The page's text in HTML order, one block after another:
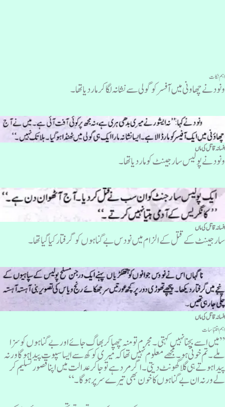
اہم نکات
ونود نے چھاونی میں آفسر کو گولی سے نشانہ لگا کر مار دیا تھا۔
افسانہ قاتل کی ماں
ونود نے پولیس سارجینٹ کو ماردیا تھا۔
افسانہ قاتل کی ماں
سارجینٹ کے قتل کے الزام میں نو دس بے گناہوں کو گرفتار کیا گیا تھا ۔
افسانہ قاتل کی ماں
اہم اقتباسات
” میں اسے بچنا نہیں کہتی ۔ مجرم تو منہ چھپا کر بھاگ جائے اور بے گناہوں کو سزا
ملے ۔تم خونی ہو۔ مجھے معلوم نہیں تھا کہ میری کوکھ سے ایسا سپوت پیدا ہوگا ورنہ
پیدا ہوتے ہی گلا گھونٹ دیتی ۔اگر مرد ہے تو جا کر عدالت میں اپنا قصور تسلیم کر
لے ورنہ ان بے گناہوں کا خون بھی تیرے سر پر ہوگا۔‘‘